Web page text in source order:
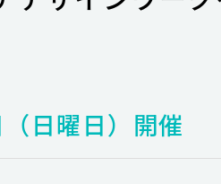
日曜日）開催